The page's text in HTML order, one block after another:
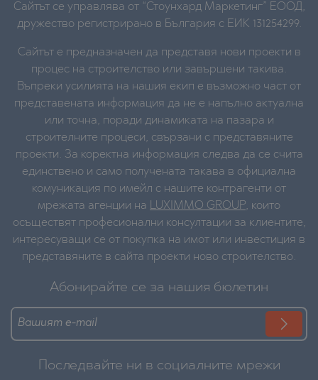
Сайтът се управлява от “Стоунхард Маркетинг” ЕООД,
дружество регистрирано в България с ЕИК 131254299.
Сайтът е предназначен да представя нови проекти в
процес на строителство или завършени такива.
Въпреки усилията на нашия екип е възможно част от
представената информация да не е напълно актуална
или точна, поради динамиката на пазара и
строителните процеси, свързани с представяните
проекти. За коректна информация следва да се счита
единствено и само получената такава в официална
комуникация по имейл с нашите контрагенти от
мрежата агенции на LUXIMMO GROUP, които
осъществят професионални консултации за клиентите,
интересуващи се от покупка на имот или инвестиция в
представяните в сайта проекти ново строителство.
Абонирайте се за нашия бюлетин
Последвайте ни в социалните мрежи